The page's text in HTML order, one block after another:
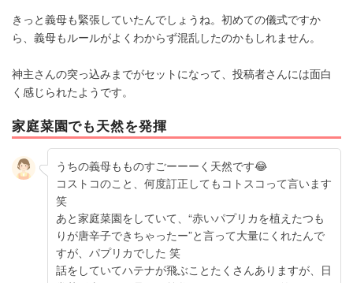
きっと義母も緊張していたんでしょうね。初めての儀式ですか
ら、義母もルールがよくわからず混乱したのかもしれません。
神主さんの突っ込みまでがセットになって、投稿者さんには面白
く感じられたようです。
家庭菜園でも天然を発揮
うちの義母もものすごーーーく天然です😂
コストコのこと、何度訂正してもコトスコって言います
笑
あと家庭菜園をしていて、“赤いパプリカを植えたつも
りが唐辛子できちゃったー”と言って大量にくれたんで
すが、パプリカでした 笑
話をしていてハテナが飛ぶことたくさんありますが、日